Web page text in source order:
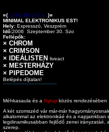
¤{ CIVIL REGIÓ 4. }¤
MINIMAL ELEKTRONIKUS EST!
Hely:Expresszó, Veszprém
Idő:2006 Szeptember 30. Szo
Fellépők:
× CHROM
× CRIMSON
× IDEÁLISTEN liveact
× MESTERHÁZY
× PIPEDOME
Belépés díjtalan!
°°°°°°°°°°°°°°°°°°°°°°°°°°°
Méhkasaula és a Syrupközös rendezésében
A két szomszéd vár már-már
alkalommal az elektronikáé és a napjainkban
legdinamikusabban fejlődő zenei irányzatáé,
szerep.